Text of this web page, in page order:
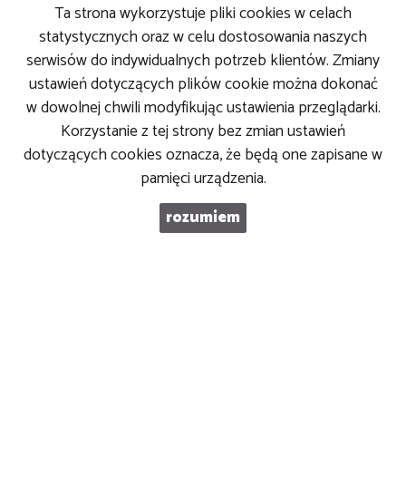
Piotrowska Nieruchomości Q
Wioleta Piotrowska
tel. 43 827 50 50
Ta strona wykorzystuje pliki cookies w celach
statystycznych oraz w celu dostosowania naszych
serwisów do indywidualnych potrzeb klientów. Zmiany
ustawień dotyczących plików cookie można dokonać
w dowolnej chwili modyfikując ustawienia przeglądarki.
Korzystanie z tej strony bez zmian ustawień
dotyczących cookies oznacza, że będą one zapisane w
pamięci urządzenia.
rozumiem